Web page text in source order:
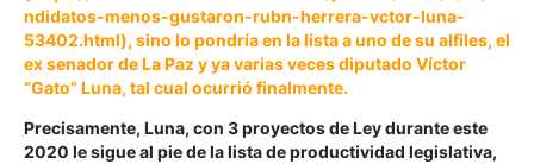
ndidatos-menos-gustaron-rubn-herrera-vctor-luna-
53402.html), sino lo pondría en la lista a uno de su alfiles, el
ex senador de La Paz y ya varias veces diputado Víctor
“Gato” Luna, tal cual ocurrió finalmente.
Precisamente, Luna, con 3 proyectos de Ley durante este
2020 le sigue al pie de la lista de productividad legislativa,